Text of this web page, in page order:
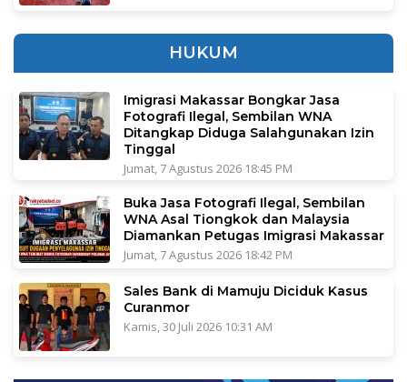
HUKUM
Imigrasi Makassar Bongkar Jasa
Fotografi Ilegal, Sembilan WNA
Ditangkap Diduga Salahgunakan Izin
Tinggal
Jumat, 7 Agustus 2026 18:45 PM
Buka Jasa Fotografi Ilegal, Sembilan
WNA Asal Tiongkok dan Malaysia
Diamankan Petugas Imigrasi Makassar
Jumat, 7 Agustus 2026 18:42 PM
Sales Bank di Mamuju Diciduk Kasus
Curanmor
Kamis, 30 Juli 2026 10:31 AM